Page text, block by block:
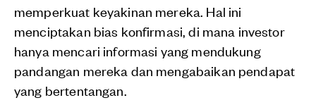
memperkuat keyakinan mereka. Hal ini
menciptakan bias konfirmasi, di mana investor
hanya mencari informasi yang mendukung
pandangan mereka dan mengabaikan pendapat
yang bertentangan.